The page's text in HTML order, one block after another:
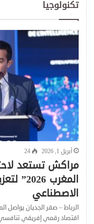
تكنولوجيا
أبريل 1, 2026 24
مراكش تستعد
المغرب
الاصطناعي
الرباط – صقر الجديان
اقتصاد رقمي إفريقي